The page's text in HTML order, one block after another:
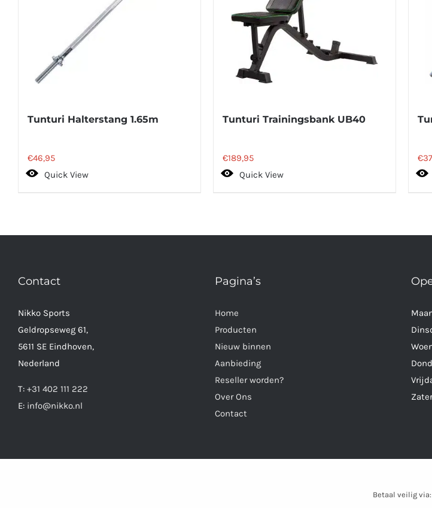
Tunturi Halterstang 1.65m
€46,95
Quick View
Tunturi Trainingsbank UB40
€189,95
Quick View
€
Contact
Nikko Sports
Geldropseweg 61,
5611 SE Eindhoven,
Nederland
T: +31 402 111 222
E: info@nikko.nl
Pagina’s
Home
Producten
Nieuw binnen
Aanbieding
Reseller worden?
Over Ons
Contact
Betaal veilig via: